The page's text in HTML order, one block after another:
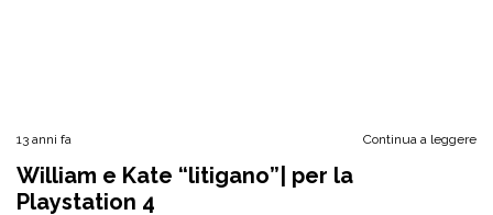
13 anni fa Continua a leggere
William e Kate “litigano”| per la
Playstation 4